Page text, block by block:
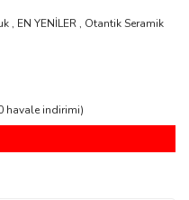
, EN YENİLER , Otantik Seramik
havale indirimi)